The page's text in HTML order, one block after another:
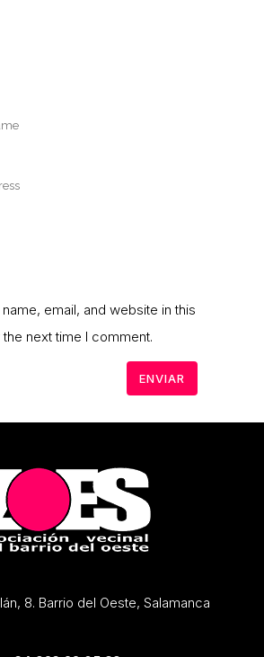
email, and website in this
next time I comment.
8. Barrio del Oeste, Salamanca